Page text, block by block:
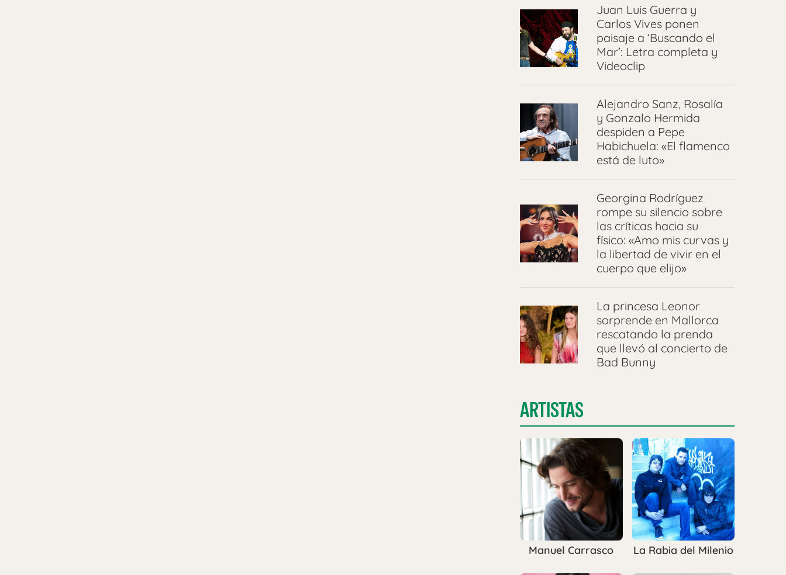
Juan Luis Guerra y
Carlos Vives ponen
paisaje a ‘Buscando el
Mar’: Letra completa y
Videoclip
Alejandro Sanz, Rosalía
y Gonzalo Hermida
despiden a Pepe
Habichuela: «El flamenco
está de luto»
Georgina Rodríguez
rompe su silencio sobre
las críticas hacia su
físico: «Amo mis curvas y
la libertad de vivir en el
cuerpo que elijo»
La princesa Leonor
sorprende en Mallorca
rescatando la prenda
que llevó al concierto de
Bad Bunny
ARTISTAS
Manuel Carrasco La Rabia del Milenio